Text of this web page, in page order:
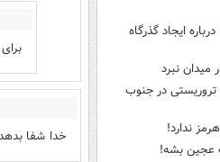
ایجاد گذرگاه
میدان نبرد
در جنوب
ندارد!
عجین بشه!
خدا شفا